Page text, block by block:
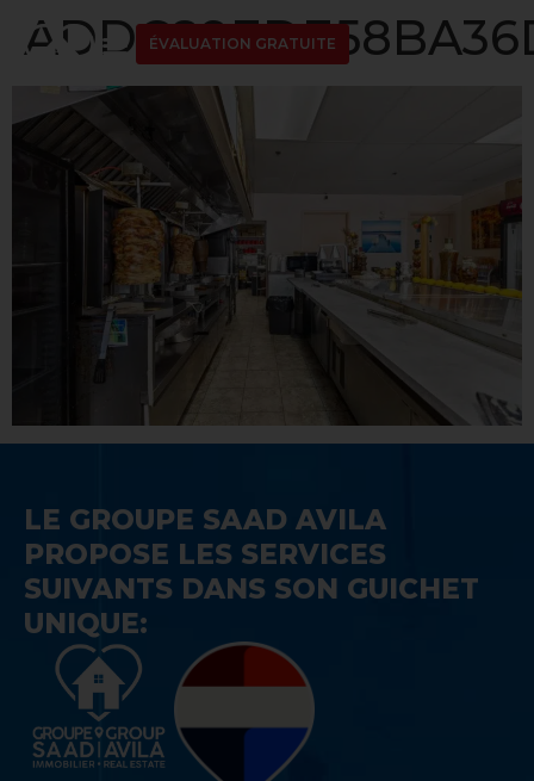
ÉVALUATION GRATUITE
LE GROUPE SAAD AVILA
PROPOSE LES SERVICES
SUIVANTS DANS SON GUICHET
UNIQUE: